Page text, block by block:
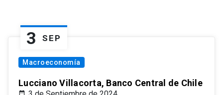
3 SEP
Macroeconomía
Lucciano Villacorta, Banco Central de Chile